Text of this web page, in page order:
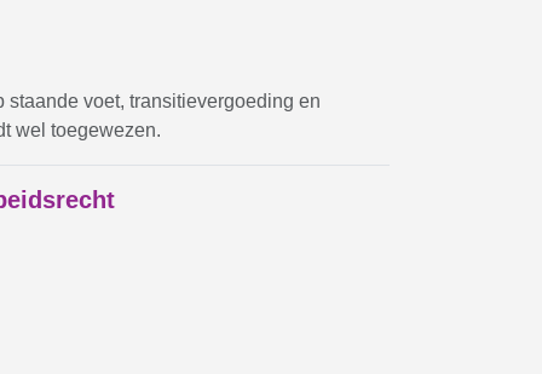
voet, transitievergoeding en
wel toegewezen.